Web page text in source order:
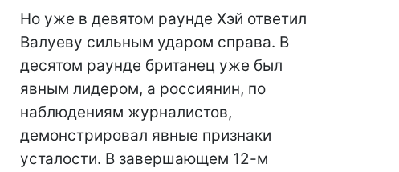
Но уже в девятом раунде Хэй ответил
Валуеву сильным ударом справа. В
десятом раунде британец уже был
явным лидером, а россиянин, по
наблюдениям журналистов,
демонстрировал явные признаки
усталости. В завершающем 12-м